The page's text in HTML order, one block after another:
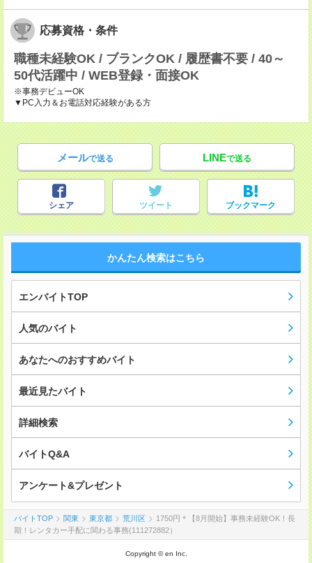
応募資格・条件
職種未経験OK / ブランクOK / 履歴書不要 / 40～
50代活躍中 / WEB登録・面接OK
※事務デビューOK
▼PC入力＆お電話対応経験がある方
メールで送る LINEで送る
シェア ツイート ブックマーク
かんたん検索はこちら
エンバイトTOP
人気のバイト
あなたへのおすすめバイト
最近見たバイト
詳細検索
バイトQ&A
アンケート&プレゼント
バイトTOP 関東 東京都 荒川区
1750円＊【8月開始】事務未経験OK！長
期！レンタカー手配に関わる事務(111272882）
Copyright © en Inc.